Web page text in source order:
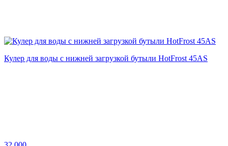
Кулер для воды с нижней загрузкой бутыли HotFrost 45AS